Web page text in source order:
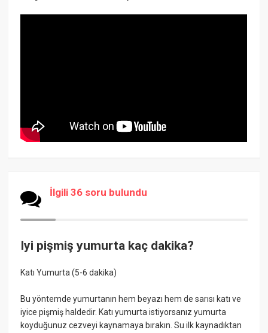
İlgili 36 soru bulundu
Iyi pişmiş yumurta kaç dakika?
Katı Yumurta (5-6 dakika)
Bu yöntemde yumurtanın hem beyazı hem de sarısı katı ve
iyice pişmiş haldedir. Katı yumurta istiyorsanız yumurta
koyduğunuz cezveyi kaynamaya bırakın. Su ilk kaynadıktan